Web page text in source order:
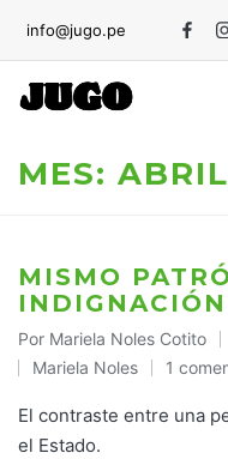
info@jugo.pe
MES:
MISMO
INDIGNACIÓN
Publicado
por
Por Mariela Noles Cotito
Publicado
en
Mariela Noles 1
El contraste entre una
el Estado.